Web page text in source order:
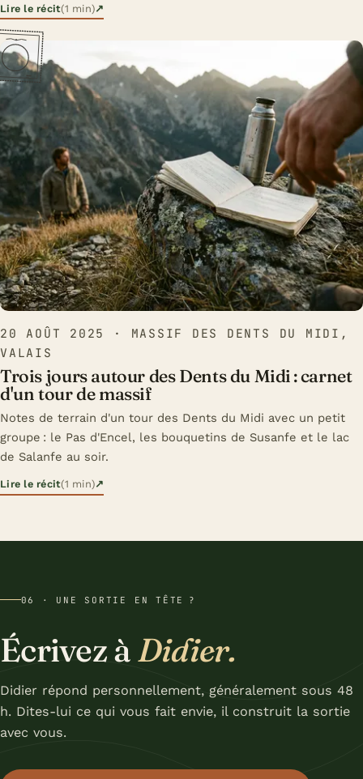
Lire le récit(1 min)↗
20 AOÛT 2025
· MASSIF DES DENTS DU MIDI,
VALAIS
Trois jours autour des Dents du Midi : carnet
d'un tour de massif
Notes de terrain d'un tour des Dents du Midi avec un petit
groupe : le Pas d'Encel, les bouquetins de Susanfe et le lac
de Salanfe au soir.
Lire le récit(1 min)↗
06 · UNE SORTIE EN TÊTE ?
Écrivez àDidier.
Didier répond personnellement, généralement sous 48
h. Dites-lui ce qui vous fait envie, il construit la sortie
avec vous.